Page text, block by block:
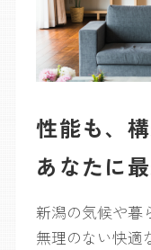
性能も、
あなたに
新潟の気候や暮
無理のない快適